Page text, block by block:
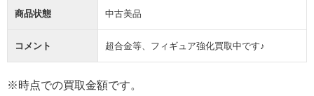
商品状態 中古美品
コメント 超合金等、フィギュア強化買取中です♪
※時点での買取金額です。